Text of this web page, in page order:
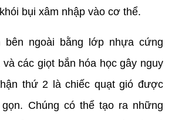
bụi xâm nhập vào cơ thể.
bên ngoài bằng lớp nhựa cứng
các giọt bắn hóa học gây nguy
thứ 2 là chiếc quạt gió được
Chúng có thể tạo ra những